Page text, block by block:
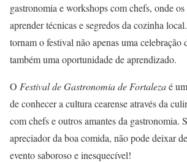
gastronomia e workshops com chefs, onde
aprender técnicas e segredos da cozinha
tornam o festival não apenas uma celebração
também uma oportunidade de aprendizado.
O Festival de Gastronomia de Fortalezaé
de conhecer a cultura cearense através da
com chefs e outros amantes da gastronomia.
apreciador da boa comida, não pode deixar
evento saboroso e inesquecível!